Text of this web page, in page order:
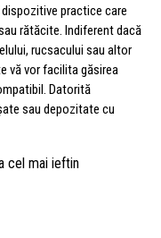
practice care
rătăcite. Indiferent dacă
rucsacului sau altor
vă vor facilita găsirea
Datorită
sau depozitate cu
cel mai ieftin